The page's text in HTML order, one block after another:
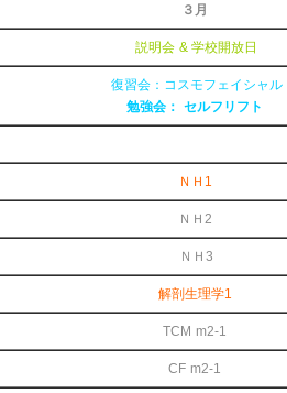
３月
説明会 &学校開放日
復習会：コスモフェイシャル
勉強会： セルフリフト
ＮＨ1
ＮＨ2
ＮＨ3
解剖生理学1
TCM m2-1
CF m2-1